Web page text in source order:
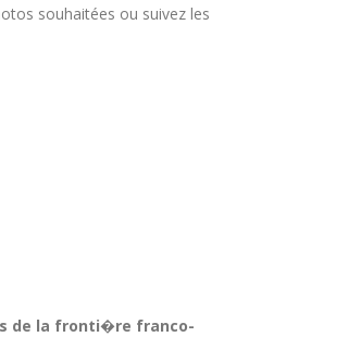
souhaitées ou suivez les
de la fronti�re franco-